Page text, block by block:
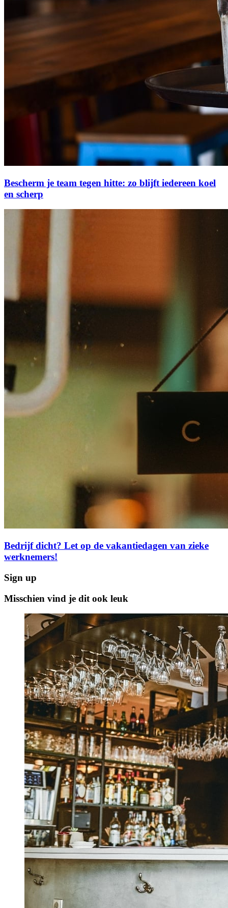
Bescherm je team tegen hitte: zo blijft iedereen koel
en scherp
Bedrijf dicht? Let op de vakantiedagen van zieke
werknemers!
Sign up
Misschien vind je dit ook leuk